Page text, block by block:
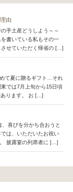
由
手土産どうしよう～～
書いている私もその一
させていただく帰省の […]
て夏に贈るギフト…それ
では7月上旬から15日頃
あります。 お […]
、喜びを分かち合おうと
は、いただいたお祝い
披露宴の列席者に […]